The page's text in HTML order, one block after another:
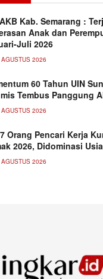
Kab. Semarang :
Anak dan
Juli 2026
AGUSTUS 2026
60 Tahun UIN
Tembus Panggung
AGUSTUS 2026
Orang Pencari Kerja
2026, Didominasi
AGUSTUS 2026